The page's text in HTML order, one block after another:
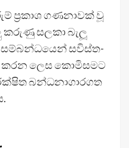
ප්‍රකාශ ගණ­නා­වක් වූ
කරුණු සලකා බැලූ
සම්බ­න්ධ­යෙන් සවි­ස්ත­
කරන ලෙස කොමි­ස­මට
බන්ධ­නා­ගා­ර­ගත